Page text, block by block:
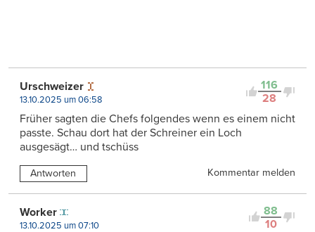
116
28
Urschweizer
13.10.2025 um 06:58
Früher sagten die Chefs folgendes wenn es einem nicht
passte. Schau dort hat der Schreiner ein Loch
ausgesägt… und tschüss
Antworten Kommentar melden
88
10
Worker
13.10.2025 um 07:10